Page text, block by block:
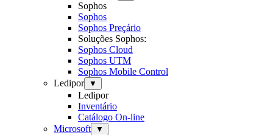
Sophos
Sophos
Sophos Preçário
Soluções Sophos:
Sophos Cloud
Sophos UTM
Sophos Mobile Control
Ledipor
▼
Ledipor
Inventário
Catálogo On-line
Microsoft
▼